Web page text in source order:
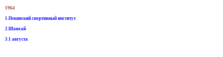
1964
1.Пекинский спортивный институт
2.Шанхай
3.1 августа